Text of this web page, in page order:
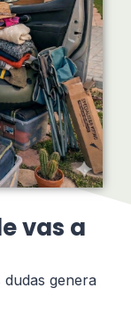
vas a
genera